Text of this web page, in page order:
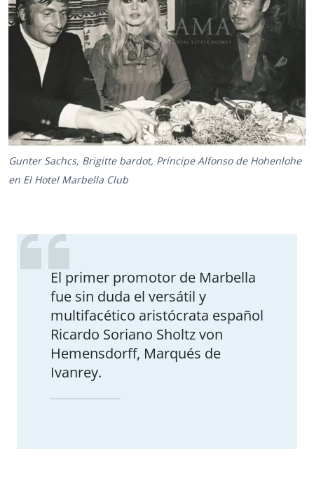
Gunter Sachcs, Brigitte bardot, Príncipe Alfonso de Hohenlohe
en El Hotel Marbella Club
El primer promotor de Marbella
fue sin duda el versátil y
multifacético aristócrata español
Ricardo Soriano Sholtz von
Hemensdorff, Marqués de
Ivanrey.